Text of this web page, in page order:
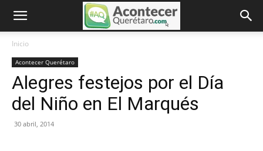
Inicio
Acontecer Querétaro
Alegres festejos por el Día
del Niño en El Marqués
30 abril, 2014